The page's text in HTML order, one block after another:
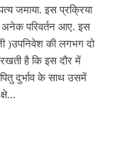
जमाया. इस प्रक्रिया
अनेक परिवर्तन आए. इस
)उपनिवेश की लगभग दो
रखती है कि इस दौर में
दुर्भाव के साथ उसमें